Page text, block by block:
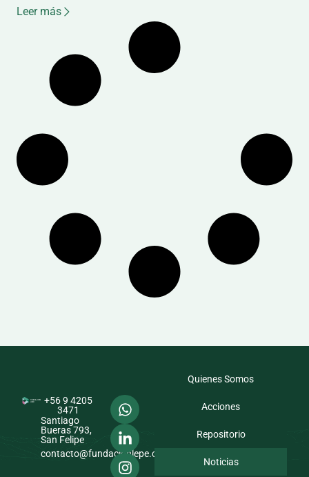
Leer más
+56 9 4205
3471
Santiago
Bueras 793,
San Felipe
contacto@fundacionlepe.cl
Quienes Somos
Acciones
Repositorio
Noticias